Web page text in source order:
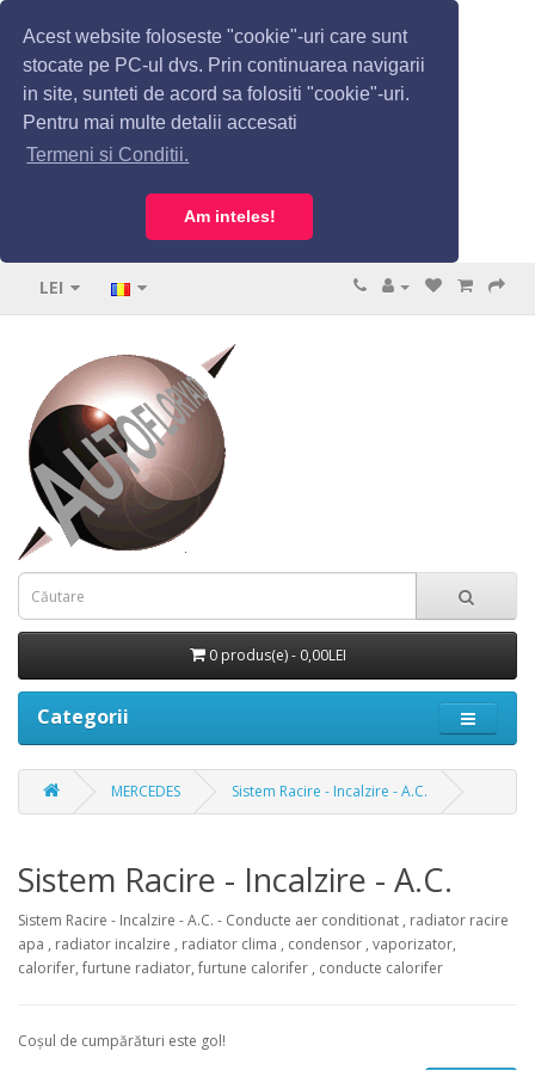
Acest website foloseste "cookie"-uri care sunt
stocate pe PC-ul dvs. Prin continuarea navigarii
in site, sunteti de acord sa folositi "cookie"-uri.
Pentru mai multe detalii accesati
Termeni si Conditii.
Am inteles!
LEI
0 produs(e) - 0,00LEI
Categorii
MERCEDES Sistem Racire - Incalzire - A.C.
Sistem Racire - Incalzire - A.C.
Sistem Racire - Incalzire - A.C. - Conducte aer conditionat , radiator racire
apa , radiator incalzire , radiator clima , condensor , vaporizator,
calorifer, furtune radiator, furtune calorifer , conducte calorifer
Coșul de cumpărături este gol!